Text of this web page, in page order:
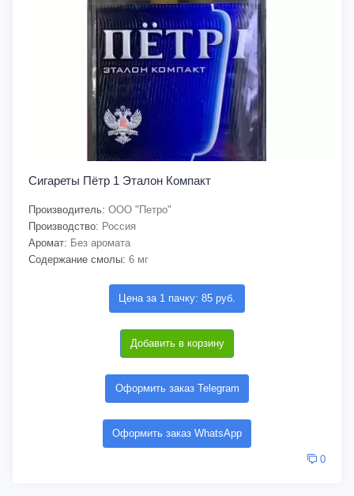
Сигареты Пётр 1 Эталон Компакт
Производитель: ООО "Петро"
Производство: Россия
Аромат: Без аромата
Содержание смолы: 6 мг
Цена за 1 пачку: 85 руб.
Добавить в корзину
Оформить заказ Telegram
Оформить заказ WhatsApp
0